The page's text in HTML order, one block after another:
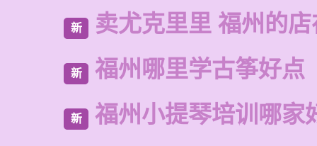
新 卖尤克里里 福州的
新 福州哪里学古筝好点
新 福州小提琴培训哪家